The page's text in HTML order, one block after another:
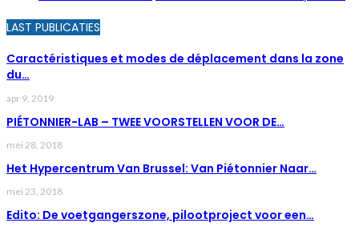
LAST PUBLICATIES
Caractéristiques et modes de déplacement dans la zone
du…
apr 9, 2019
PIÉTONNIER-LAB – TWEE VOORSTELLEN VOOR DE…
mei 28, 2018
Het Hypercentrum Van Brussel: Van Piétonnier Naar…
mei 23, 2018
Edito: De voetgangerszone, pilootproject voor een…